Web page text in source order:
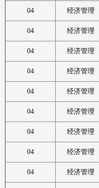
04 经济管理
04 经济管理
04 经济管理
04 经济管理
04 经济管理
04 经济管理
04 经济管理
04 经济管理
04 经济管理